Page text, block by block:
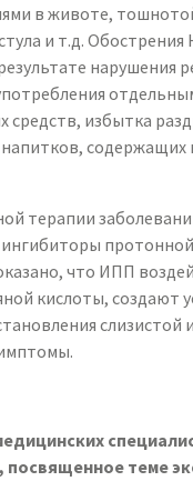
в животе,
и т.д. Обострения
нарушения
средств, избытка
содержащих
терапии
ингибиторы
что ИПП
кислоты, создают
слизистой
посвященное теме